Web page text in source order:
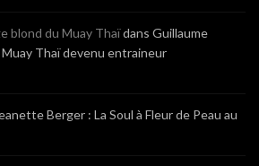
blond du Muay Thaïdans Guillaume
Muay Thaï devenu entraineur
Berger : La Soul à Fleur de Peau au